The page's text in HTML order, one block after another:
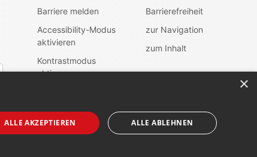
Barriere melden
Accessibility-Modus
aktivieren
Kontrastmodus
aktiveren
Barrierefreiheit
zur Navigation
zum Inhalt
×
ALLE AKZEPTIEREN ALLE ABLEHNEN